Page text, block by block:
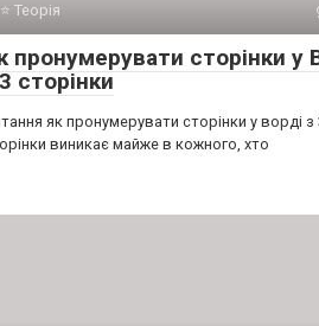
⭐ Теорія
пронумерувати сторінки у
сторінки
як пронумерувати сторінки у ворді з
виникає майже в кожного, хто